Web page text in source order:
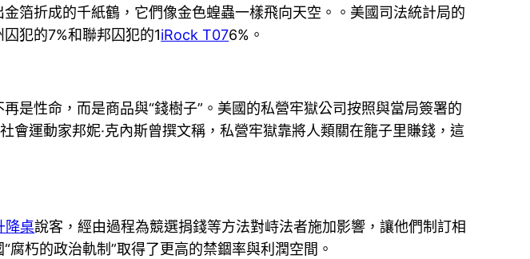
箔折成的千紙鶴，它們像金色蝗蟲一樣飛向天空。。美國司法統計局的
犯的7%和聯邦囚犯的1iRock T076%。
是性命，而是商品與“錢樹子”。美國的私營牢獄公司按照與當局簽署的
會運動家邦妮·克內斯曾撰文稱，私營牢獄靠將人類關在籠子里賺錢，這
降桌說客，經由過程為競選捐錢等方法對峙法者施加影響，讓他們制訂相
朽的政治軌制”取得了更高的禁錮率與利潤空間。